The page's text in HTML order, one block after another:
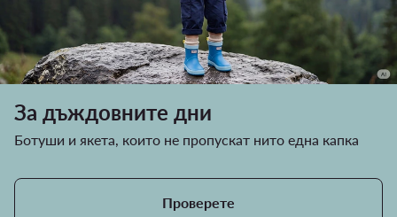
За дъждовните дни
Ботуши и якета, които не пропускат нито една капка
Проверете